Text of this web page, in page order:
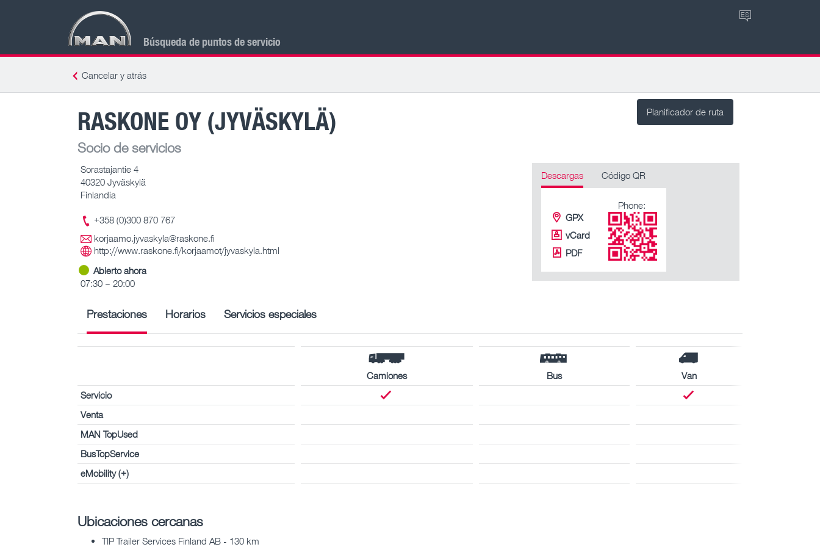
Búsqueda de puntos de servicio
ES
Cancelar y atrás
Planificador de ruta
RASKONE OY (JYVÄSKYLÄ)
Socio de servicios
Sorastajantie 4
40320 Jyväskylä
Finlandia
+358 (0)300 870 767
korjaamo.jyvaskyla@raskone.fi
http://www.raskone.fi/korjaamot/jyvaskyla.html
Abierto ahora
07:30 – 20:00
Descargas Código QR
GPX
vCard
PDF
Phone:
Prestaciones Horarios Servicios especiales
Camiones Bus
Van
Servicio
Venta
MAN TopUsed
BusTopService
eMobility (+)
Ubicaciones cercanas
TIP Trailer Services Finland AB - 130 km